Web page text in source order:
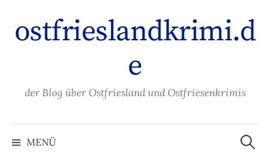
Inhalt
überspringen
ostfrieslandkrimi.d
e
der Blog über Ostfriesland und Ostfriesenkrimis
MENÜ
Suchen
nach: